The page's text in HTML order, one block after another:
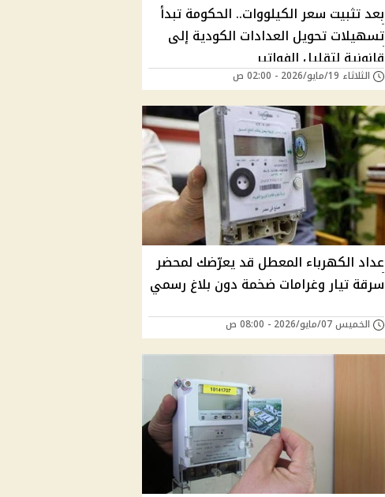
بعد تثبيت سعر الكيلووات.. الحكومة تبدأ
تسهيلات تحويل العدادات الكودية إلى
قانونية لتقليل الفواتير
الثلاثاء 19/مايو/2026 - 02:00 ص
عداد الكهرباء المعطل قد يعرّضك لمحضر
سرقة تيار وغرامات ضخمة دون بلاغ رسمي
الخميس 07/مايو/2026 - 08:00 ص